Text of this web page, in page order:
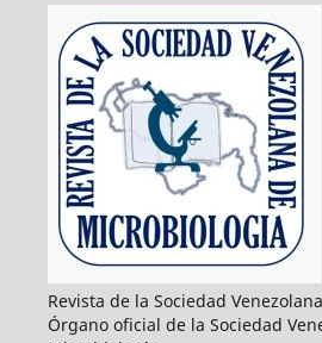
Revista de la Sociedad
Órgano oficial de la Sociedad